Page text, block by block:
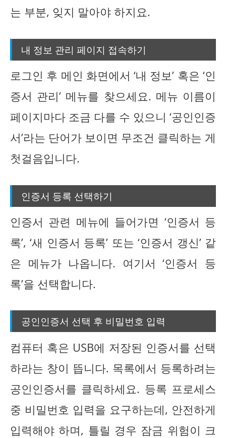
는 부분, 잊지 말아야 하지요.
내 정보 관리 페이지 접속하기
로그인 후 메인 화면에서 ‘내 정보’ 혹은 ‘인
증서 관리’ 메뉴를 찾으세요. 메뉴 이름이
페이지마다 조금 다를 수 있으니 ‘공인인증
서’라는 단어가 보이면 무조건 클릭하는 게
첫걸음입니다.
인증서 등록 선택하기
인증서 관련 메뉴에 들어가면 ‘인증서 등
록’, ‘새 인증서 등록’ 또는 ‘인증서 갱신’ 같
은 메뉴가 나옵니다. 여기서 ‘인증서 등
록’을 선택합니다.
공인인증서 선택 후 비밀번호 입력
컴퓨터 혹은 USB에 저장된 인증서를 선택
하라는 창이 뜹니다. 목록에서 등록하려는
공인인증서를 클릭하세요. 등록 프로세스
중 비밀번호 입력을 요구하는데, 안전하게
입력해야 하며, 틀릴 경우 잠금 위험이 크